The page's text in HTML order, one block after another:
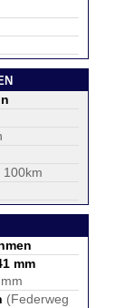
100km
mm
(Federweg